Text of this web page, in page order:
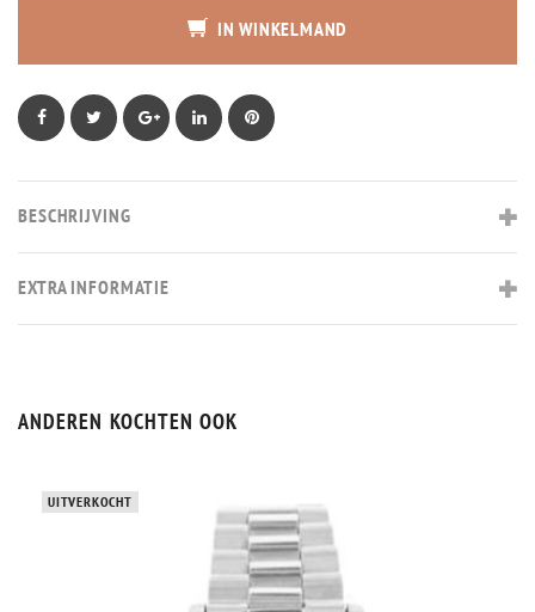
IN WINKELMAND
Facebook Twitter Google+ LinkedIn Pinterest
BESCHRIJVING
EXTRA INFORMATIE
ANDEREN KOCHTEN OOK
UITVERKOCHT